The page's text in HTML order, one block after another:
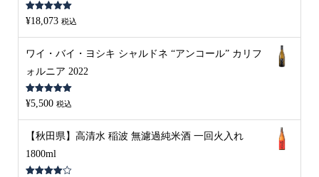
5段階中5.00
の評価
¥18,073 税込
ワイ・バイ・ヨシキ シャルドネ “アンコール” カリフ
ォルニア 2022
5段階中 5.00
の評価
¥5,500 税込
【秋田県】高清水 稲波 無濾過純米酒 一回火入れ
1800ml